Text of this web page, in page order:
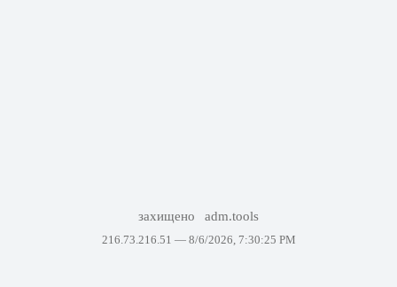
захищено adm.tools
216.73.216.51 — 8/6/2026, 7:30:25 PM